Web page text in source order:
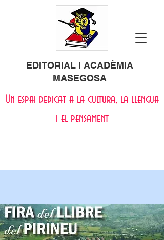
EDITORIAL I ACADÈMIA
MASEGOSA
Un espai dedicat a la cultura, la llengua
i el pensament